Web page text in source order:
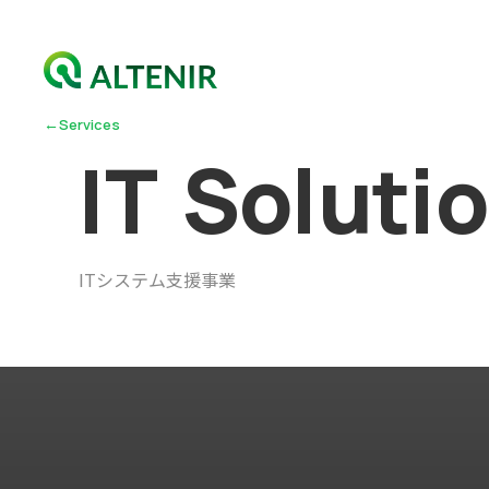
←Services
IT Solutio
ITシステム支援事業